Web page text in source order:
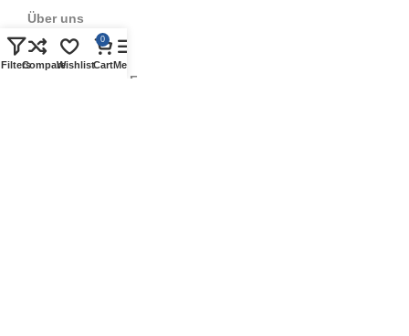
Über uns
Kontakt
Häufig gestellte Fragen
FiltersCompareWishlist
0
CartMenu